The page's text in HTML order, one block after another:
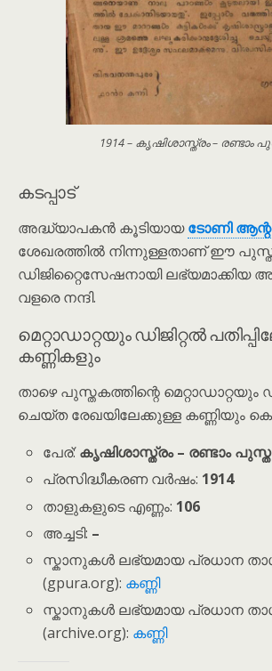
1914 – കൃഷിശാസ്ത്രം – രണ്ടാം
കടപ്പാട്
അദ്ധ്യാപകൻ കൂടിയായടോണി
ശേഖരത്തിൽ നിന്നുള്ളതാണ് ഈ
ഡിജിറ്റൈസേഷനായി ലഭ്യമാക്കിയ
വളരെ നന്ദി.
മെറ്റാഡാറ്റയും ഡിജിറ്റൽ
കണ്ണികളും
താഴെ പുസ്തകത്തിന്റെ മെറ്റാഡാറ്റയും
ചെയ്ത രേഖയിലേക്കുള്ള കണ്ണിയും
പേര്:കൃഷിശാസ്ത്രം – രണ്ടാം
പ്രസിദ്ധീകരണ വർഷം: 1914
താളുകളുടെ എണ്ണം: 106
അച്ചടി: –
സ്കാനുകൾ ലഭ്യമായ പ്രധാന
(gpura.org): കണ്ണി
സ്കാനുകൾ ലഭ്യമായ പ്രധാന
(archive.org): കണ്ണി